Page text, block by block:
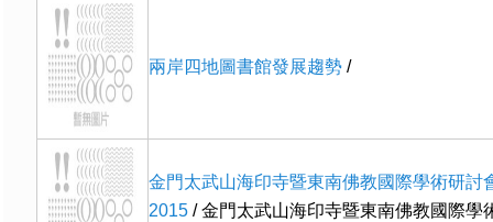
兩岸四地圖書館發展趨勢 /
金門太武山海印寺暨東南佛教國際學術研討
2015 / 金門太武山海印寺暨東南佛教國際學